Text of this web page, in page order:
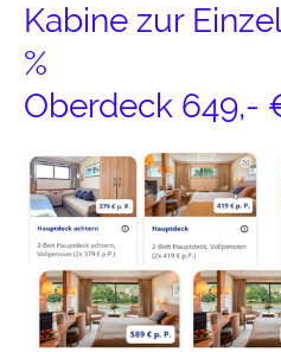
Kabine zur
%
Oberdeck 649,-